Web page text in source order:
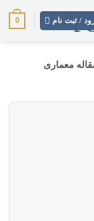
/ ثبت نام 0
معماری